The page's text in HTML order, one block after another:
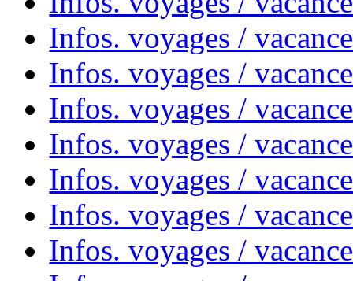
Infos. voyages /
Infos. voyages /
Infos. voyages /
Infos. voyages /
Infos. voyages /
Infos. voyages /
Infos. voyages /